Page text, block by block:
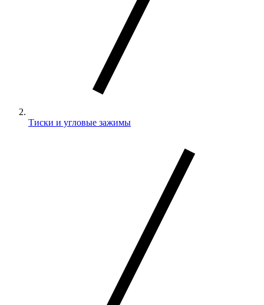
Тиски и угловые зажимы